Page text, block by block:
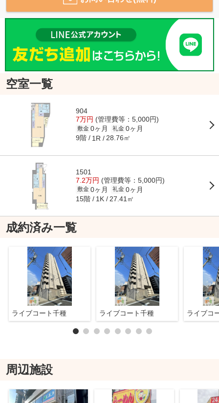
空室一覧
904
7万円 (管理費等：5,000円)
敷金 0ヶ月 礼金 0ヶ月
9階 1R 28.76㎡
1501
7.2万円 (管理費等：5,000円)
敷金 0ヶ月 礼金 0ヶ月
15階 1K 27.41㎡
成約済み一覧
ライブコート千種 ライブコート千種 ライブコ
周辺施設